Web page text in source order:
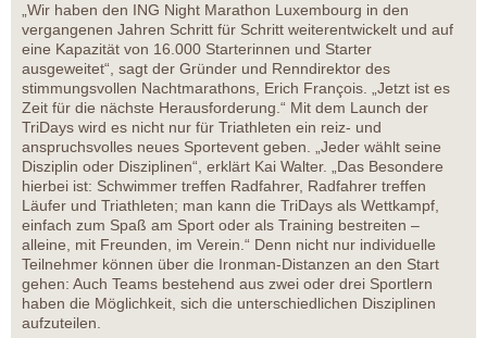
„Wir haben den ING Night Marathon Luxembourg in den
vergangenen Jahren Schritt für Schritt weiterentwickelt und auf
eine Kapazität von 16.000 Starterinnen und Starter
ausgeweitet“, sagt der Gründer und Renndirektor des
stimmungsvollen Nachtmarathons, Erich François. „Jetzt ist es
Zeit für die nächste Herausforderung.“ Mit dem Launch der
TriDays wird es nicht nur für Triathleten ein reiz- und
anspruchsvolles neues Sportevent geben. „Jeder wählt seine
Disziplin oder Disziplinen“, erklärt Kai Walter. „Das Besondere
hierbei ist: Schwimmer treffen Radfahrer, Radfahrer treffen
Läufer und Triathleten; man kann die TriDays als Wettkampf,
einfach zum Spaß am Sport oder als Training bestreiten –
alleine, mit Freunden, im Verein.“ Denn nicht nur individuelle
Teilnehmer können über die Ironman-Distanzen an den Start
gehen: Auch Teams bestehend aus zwei oder drei Sportlern
haben die Möglichkeit, sich die unterschiedlichen Disziplinen
aufzuteilen.